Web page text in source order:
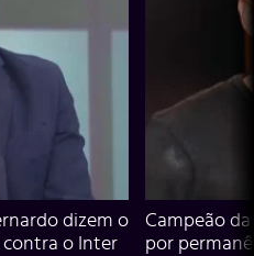
dizem o
contra o Inter
Campeão
por